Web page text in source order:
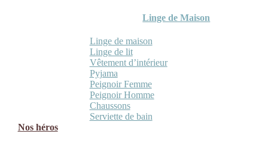
Linge de Maison
Linge de maison
Linge de lit
Vêtement d’intérieur
Pyjama
Peignoir Femme
Peignoir Homme
Chaussons
Serviette de bain
Nos héros